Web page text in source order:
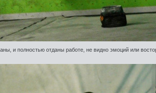
и полностью отданы работе, не видно эмоций или